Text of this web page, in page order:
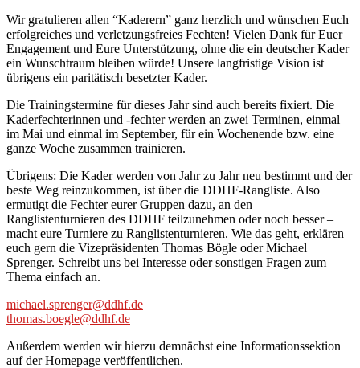
Wir gratulieren allen “Kaderern” ganz herzlich und wünschen Euch
erfolgreiches und verletzungsfreies Fechten! Vielen Dank für Euer
Engagement und Eure Unterstützung, ohne die ein deutscher Kader
ein Wunschtraum bleiben würde! Unsere langfristige Vision ist
übrigens ein paritätisch besetzter Kader.
Die Trainingstermine für dieses Jahr sind auch bereits fixiert. Die
Kaderfechterinnen und -fechter werden an zwei Terminen, einmal
im Mai und einmal im September, für ein Wochenende bzw. eine
ganze Woche zusammen trainieren.
Übrigens: Die Kader werden von Jahr zu Jahr neu bestimmt und der
beste Weg reinzukommen, ist über die DDHF-Rangliste. Also
ermutigt die Fechter eurer Gruppen dazu, an den
Ranglistenturnieren des DDHF teilzunehmen oder noch besser –
macht eure Turniere zu Ranglistenturnieren. Wie das geht, erklären
euch gern die Vizepräsidenten Thomas Bögle oder Michael
Sprenger. Schreibt uns bei Interesse oder sonstigen Fragen zum
Thema einfach an.
michael.sprenger@ddhf.de
thomas.boegle@ddhf.de
Außerdem werden wir hierzu demnächst eine Informationssektion
auf der Homepage veröffentlichen.